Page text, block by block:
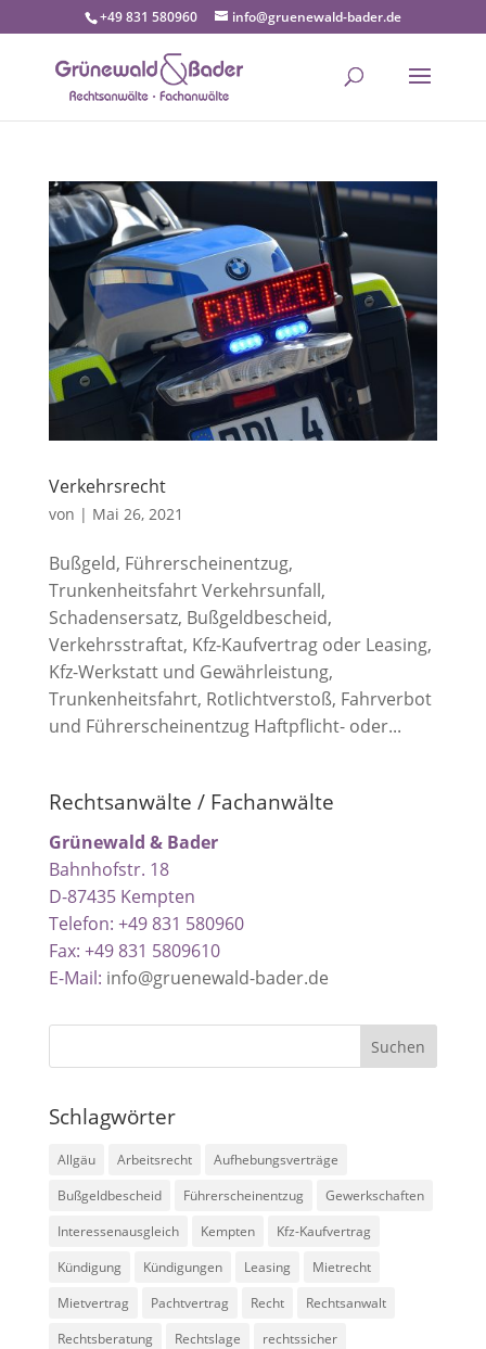
+49 831 580960 info@gruenewald-bader.de
Verkehrsrecht
von | Mai 26, 2021
Bußgeld, Führerscheinentzug,
Trunkenheitsfahrt Verkehrsunfall,
Schadensersatz, Bußgeldbescheid,
Verkehrsstraftat, Kfz-Kaufvertrag oder Leasing,
Kfz-Werkstatt und Gewährleistung,
Trunkenheitsfahrt, Rotlichtverstoß, Fahrverbot
und Führerscheinentzug Haftpflicht- oder...
Rechtsanwälte / Fachanwälte
Grünewald & Bader
Bahnhofstr. 18
D-87435 Kempten
Telefon: +49 831 580960
Fax: +49 831 5809610
E-Mail: info@gruenewald-bader.de
Schlagwörter
Allgäu Arbeitsrecht
Aufhebungsverträge
Bußgeldbescheid
Führerscheinentzug
Gewerkschaften
Interessenausgleich
Kempten
Kfz-Kaufvertrag
Kündigung
Kündigungen Leasing
Mietrecht
Mietvertrag
Pachtvertrag Recht
Rechtsanwalt
Rechtsberatung
Rechtslage
rechtssicher